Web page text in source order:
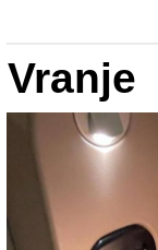
Vranje